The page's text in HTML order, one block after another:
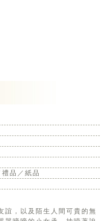
品／紙品